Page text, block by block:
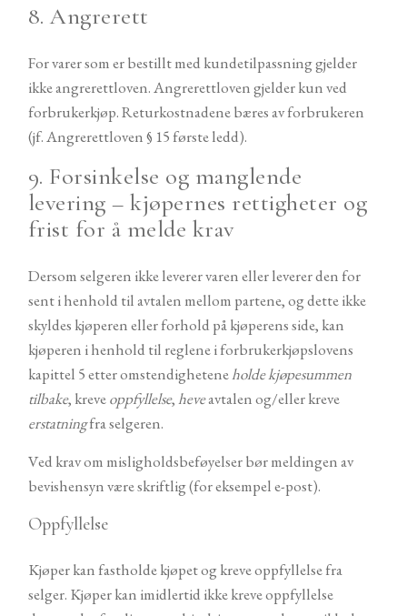
8. Angrerett
For varer som er bestillt med kundetilpassning gjelder
ikke angrerettloven. Angrerettloven gjelder kun ved
forbrukerkjøp. Returkostnadene bæres av forbrukeren
(jf. Angrerettloven § 15 første ledd).
9. Forsinkelse og manglende
levering – kjøpernes rettigheter og
frist for å melde krav
Dersom selgeren ikke leverer varen eller leverer den for
sent i henhold til avtalen mellom partene, og dette ikke
skyldes kjøperen eller forhold på kjøperens side, kan
kjøperen i henhold til reglene i forbrukerkjøpslovens
kapittel 5 etter omstendigheteneholde kjøpesummen
tilbake, kreveoppfyllelse,heveavtalen og/eller kreve
erstatningfra selgeren.
Ved krav om misligholdsbeføyelser bør meldingen av
bevishensyn være skriftlig (for eksempel e-post).
Oppfyllelse
Kjøper kan fastholde kjøpet og kreve oppfyllelse fra
selger. Kjøper kan imidlertid ikke kreve oppfyllelse